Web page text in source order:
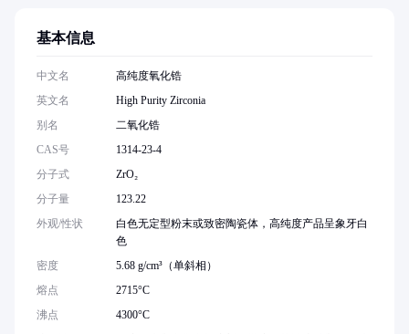
基本信息
中文名
高纯度氧化锆
英文名
High Purity Zirconia
别名
二氧化锆
CAS号
1314-23-4
分子式
ZrO₂
分子量
123.22
外观/性状
白色无定型粉末或致密陶瓷体，高纯度产品呈象牙白
色
密度
5.68 g/cm³（单斜相）
熔点
2715°C
沸点
4300°C